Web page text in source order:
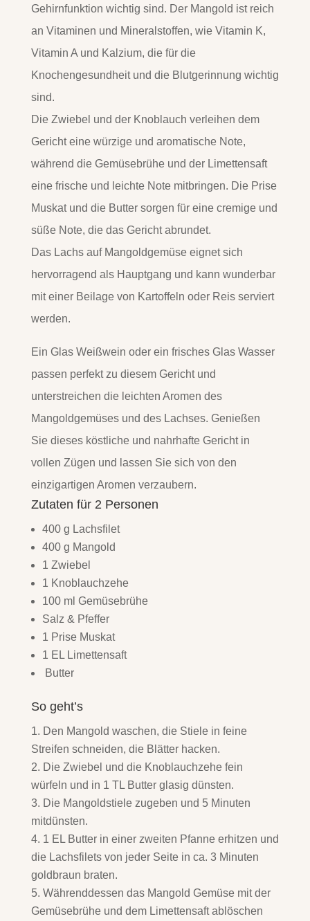
Gehirnfunktion wichtig sind. Der Mangold ist reich
an Vitaminen und Mineralstoffen, wie Vitamin K,
Vitamin A und Kalzium, die für die
Knochengesundheit und die Blutgerinnung wichtig
sind.
Die Zwiebel und der Knoblauch verleihen dem
Gericht eine würzige und aromatische Note,
während die Gemüsebrühe und der Limettensaft
eine frische und leichte Note mitbringen. Die Prise
Muskat und die Butter sorgen für eine cremige und
süße Note, die das Gericht abrundet.
Das Lachs auf Mangoldgemüse eignet sich
hervorragend als Hauptgang und kann wunderbar
mit einer Beilage von Kartoffeln oder Reis serviert
werden.
Ein Glas Weißwein oder ein frisches Glas Wasser
passen perfekt zu diesem Gericht und
unterstreichen die leichten Aromen des
Mangoldgemüses und des Lachses. Genießen
Sie dieses köstliche und nahrhafte Gericht in
vollen Zügen und lassen Sie sich von den
einzigartigen Aromen verzaubern.
Zutaten für 2 Personen
400 g Lachsfilet
400 g Mangold
1 Zwiebel
1 Knoblauchzehe
100 ml Gemüsebrühe
Salz & Pfeffer
1 Prise Muskat
1 EL Limettensaft
Butter
So geht’s
Den Mangold waschen, die Stiele in feine
Streifen schneiden, die Blätter hacken.
Die Zwiebel und die Knoblauchzehe fein
würfeln und in 1 TL Butter glasig dünsten.
Die Mangoldstiele zugeben und 5 Minuten
mitdünsten.
1 EL Butter in einer zweiten Pfanne erhitzen und
die Lachsfilets von jeder Seite in ca. 3 Minuten
goldbraun braten.
Währenddessen das Mangold Gemüse mit der
Gemüsebrühe und dem Limettensaft ablöschen